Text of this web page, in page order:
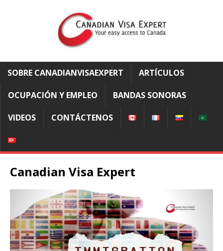
SOBRE CANADIANVISAEXPERT ARTÍCULOS
OCUPACIÓN Y EMPLEO BANDAS SONORAS
VIDEOS CONTÁCTENOS
Canadian Visa Expert